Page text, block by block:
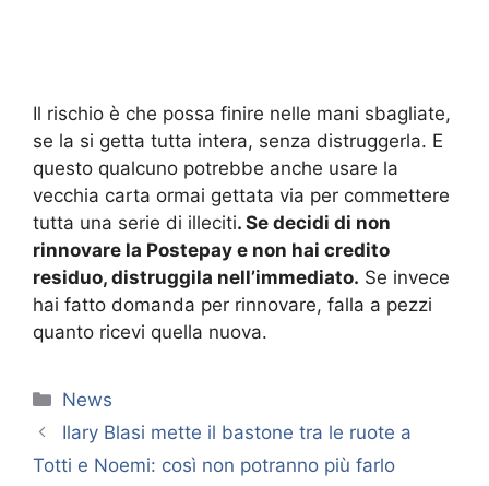
Il rischio è che possa finire nelle mani sbagliate,
se la si getta tutta intera, senza distruggerla. E
questo qualcuno potrebbe anche usare la
vecchia carta ormai gettata via per commettere
tutta una serie di illeciti. Se decidi di non
rinnovare la Postepay e non hai credito
residuo, distruggila nell’immediato. Se invece
hai fatto domanda per rinnovare, falla a pezzi
quanto ricevi quella nuova.
Categorie
News
Ilary Blasi mette il bastone tra le ruote a
Totti e Noemi: così non potranno più farlo